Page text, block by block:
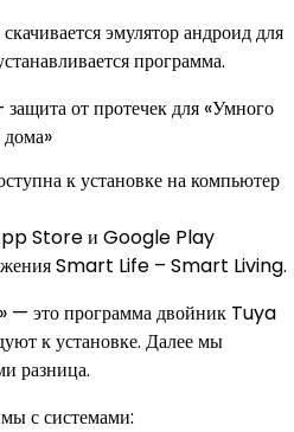
эмулятор андроид для
программа.
к установке на компьютер
Store и Google Play
Smart Life – Smart Living.
это программа двойник Tuya
к установке. Далее мы
разница.
с системами: